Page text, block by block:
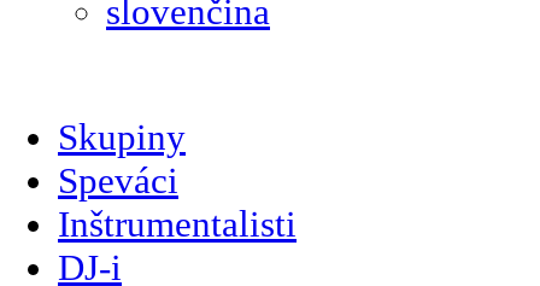
slovenčina
Skupiny
Speváci
Inštrumentalisti
DJ-i